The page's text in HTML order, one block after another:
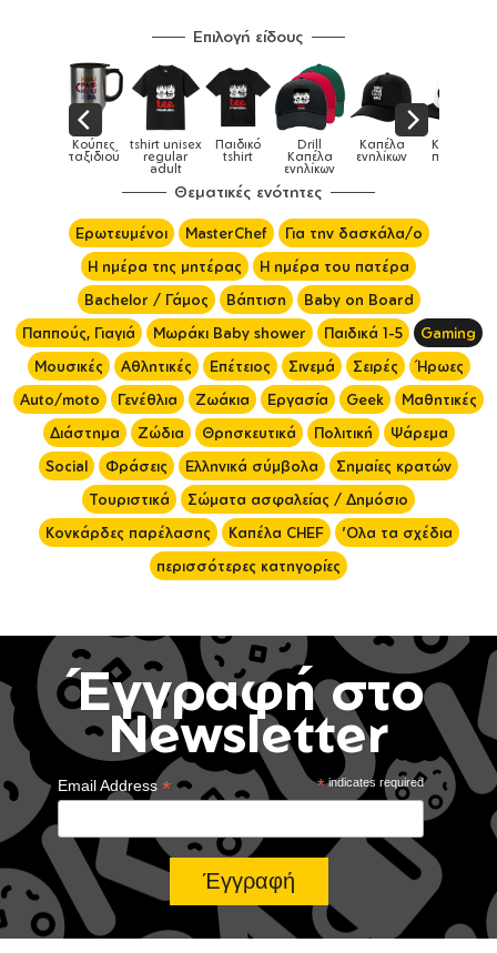
Επιλογή είδους
tshirt unisex
regular
Παιδικό
tshirt
Drill
Καπέλα
Καπέλα
ενηλίκων
Καπέλα
παιδικά Κούπες
Θεματικές ενότητες
Ερωτευμένοι MasterChef
Για την δασκάλα/ο
Η ημέρα της μητέρας
Η ημέρα του πατέρα
Bachelor / Γάμος
Βάπτιση
Baby on Board
Παππούς, Γιαγιά
Μωράκι Baby shower Παιδικά 1-5
Gaming
Μουσικές
Αθλητικές Επέτειος Σινεμά Σειρές
Ήρωες
Auto/moto
Γενέθλια Ζωάκια Εργασία Geek
Μαθητικές
Διάστημα
Ζώδια Θρησκευτικά Πολιτική
Ψάρεμα
Social
Φράσεις Ελληνικά σύμβολα
Σημαίες κρατών
Τουριστικά
Σώματα ασφαλείας / Δημόσιο
Κονκάρδες παρέλασης
Καπέλα CHEF
'Ολα τα σχέδια
περισσότερες κατηγορίες
Έγγραφή στο
Newsletter
*indicates required
Email Address*